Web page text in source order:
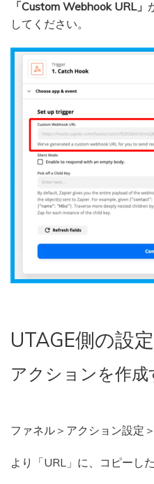
「Custom Webhook URL」
してください。
UTAGE側の設定
アクションを作成
ファネル＞アクション設定
より「URL」に、コピーし